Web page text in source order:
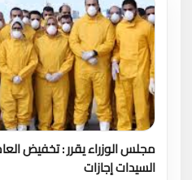
مجلس الوزراء يقرر : تخفيض
السيدات إجازات